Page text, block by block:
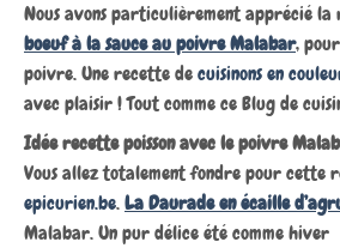
Nous avons particulièrement apprécié
boeuf à la sauce au poivre Malabar,
poivre. Une recette decuisinons en
avec plaisir ! Tout comme ce Blug de
Idée recette poisson avec le poivre
Vous allez totalement fondre pour cette
epicurien.be.La Daurade en écaille
Malabar. Un pur délice été comme hiver